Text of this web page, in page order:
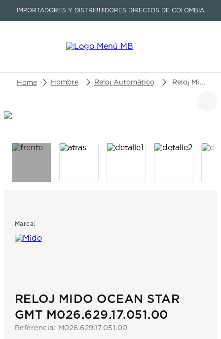
IMPORTADORES Y DISTRIBUIDORES DIRECTOS DE COLOMBIA
Buscar un producto o artículo
Hombre Reloj Automático Reloj Mido Ocean Star Gmt M026.629.17.051.00
Marca:
RELOJ MIDO OCEAN STAR
GMT M026.629.17.051.00
Referencia: M026.629.17.051.00